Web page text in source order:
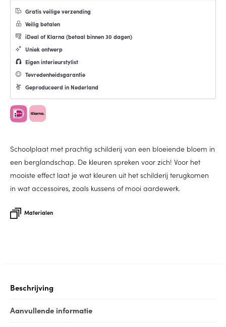
Gratis veilige verzending
Veilig betalen
iDeal of Klarna (betaal binnen 30 dagen)
Uniek ontwerp
Eigen interieurstylist
Tevredenheidsgarantie
Geproduceerd in Nederland
Schoolplaat met prachtig schilderij van een bloeiende bloem in
een berglandschap. De kleuren spreken voor zich! Voor het
mooiste effect laat je wat kleuren uit het schilderij terugkomen
in wat accessoires, zoals kussens of mooi aardewerk.
Materialen
Beschrijving
Aanvullende informatie